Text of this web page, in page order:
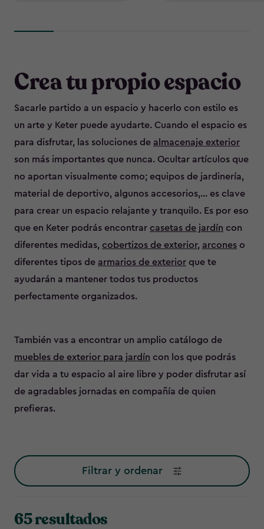
Crea tu propio espacio
Sacarle partido a un espacio y hacerlo con estilo es
un arte y Keter puede ayudarte. Cuando el espacio es
para disfrutar, las soluciones de almacenaje exterior
son más importantes que nunca. Ocultar artículos que
no aportan visualmente como; equipos de jardinería,
material de deportivo, algunos accesorios,... es clave
para crear un espacio relajante y tranquilo. Es por eso
que en Keter podrás encontrar casetas de jardín con
diferentes medidas, cobertizos de exterior, arcones o
diferentes tipos de armarios de exterior que te
ayudarán a mantener todos tus productos
perfectamente organizados.
También vas a encontrar un amplio catálogo de
muebles de exterior para jardín con los que podrás
dar vida a tu espacio al aire libre y poder disfrutar así
de agradables jornadas en compañía de quien
prefieras.
Filtrar y ordenar
65 resultados